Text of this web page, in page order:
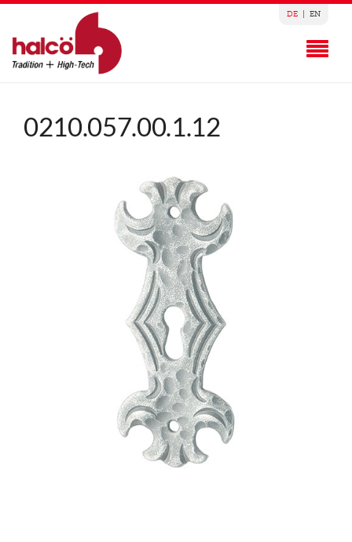
DE EN
0210.057.00.1.12